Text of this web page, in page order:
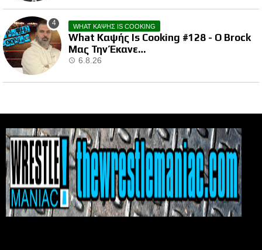
WHAT ΚΑΨΗΣ IS COOKING
What Καψής Is Cooking #128 - Ο Brock
Μας Την Έκανε…
6.8.26